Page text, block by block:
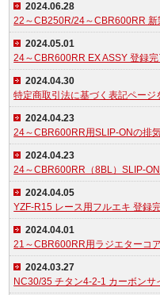
2024.06.28
22～CB250R/24～CBR600RR 新
2024.05.01
24～CBR600RR EX ASSY 登録完
2024.04.30
特定商取引法に基づく表記ページ
2024.04.23
24～CBR600RR用SLIP-ONの排
2024.04.23
24～CBR600RR（8BL）SLIP-
2024.04.05
YZF-R15 レース用フルエキ 登録
2024.04.01
21～CBR600RR用ラジエターコ
2024.03.27
NC30/35 チタン4-2-1 カーボンサ